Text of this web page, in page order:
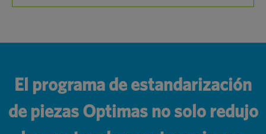
El programa de estandarización
de piezas Optimas no solo redujo